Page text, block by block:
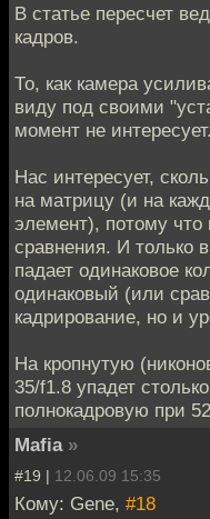
В статье пересчет
кадров.
То, как камера
виду под своими
момент не интересует.
Нас интересует,
на матрицу (и на
элемент), потому
сравнения. И только
падает одинаковое
одинаковый (или
кадрирование, но и
На кропнутую
35/f1.8 упадет
полнокадровую при
Mafia »
#19 | 12.06.09 15:35
Кому: Gene, #18